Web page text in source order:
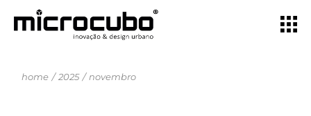
home 2025 novembro